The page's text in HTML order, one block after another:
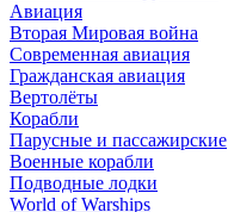
Авиация
Вторая Мировая война
Современная авиация
Гражданская авиация
Вертолёты
Корабли
Парусные и пассажирские
Военные корабли
Подводные лодки
World of Warships